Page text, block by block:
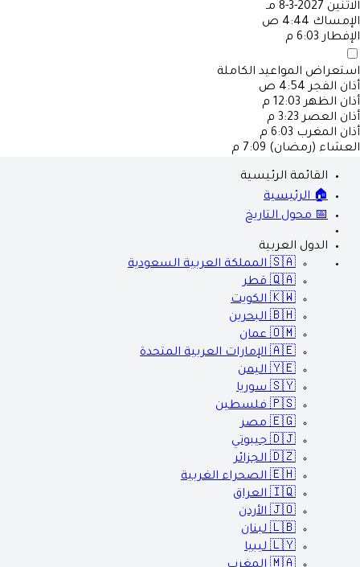
الاثنين 2027-3-8 مـ
الإمساك 4:44 ص
الإفطار 6:03 م
استعراض المواعيد الكاملة
أذان الفجر 4:54 ص
أذان الظهر 12:03 م
أذان العصر 3:23 م
أذان المغرب 6:03 م
العشاء (رمضان) 7:09 م
القائمة الرئيسية
🏠 الرئيسية
📅 محول التاريخ
الدول العربية
🇸🇦 المملكة العربية السعودية
🇶🇦 قطر
🇰🇼 الكويت
🇧🇭 البحرين
🇴🇲 عمان
🇦🇪 الإمارات العربية المتحدة
🇾🇪 اليمن
🇸🇾 سوريا
🇵🇸 فلسطين
🇪🇬 مصر
🇩🇯 جيبوتي
🇩🇿 الجزائر
🇪🇭 الصحراء الغربية
🇮🇶 العراق
🇯🇴 الأردن
🇱🇧 لبنان
🇱🇾 ليبيا